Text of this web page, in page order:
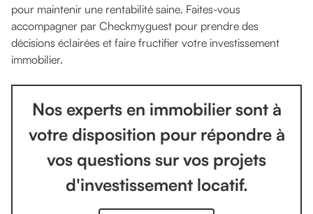
pour maintenir une rentabilité saine. Faites-vous
accompagner par Checkmyguest pour prendre des
décisions éclairées et faire fructifier votre investissement
immobilier.
Nos experts en immobilier sont à
votre disposition pour répondre à
vos questions sur vos projets
d'investissement locatif.